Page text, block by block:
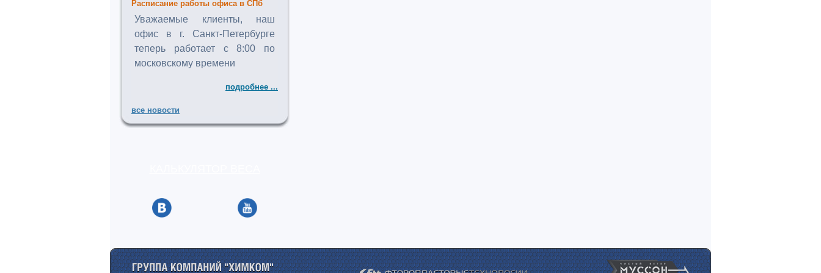
Расписание работы офиса в СПб
Уважаемые клиенты, наш
офис в г. Санкт-Петербурге
теперь работает с 8:00 по
московскому времени
подробнее ...
все новости